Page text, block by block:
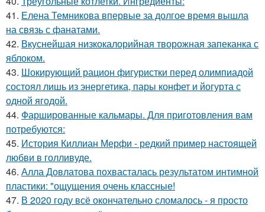
41. Елена Темникова впервые за долгое время вышла
на связь с фанатами.
42. Вкуснейшая низкокалорийная творожная запеканка с
яблоком.
43. Шокирующий рацион фигуристки перед олимпиадой
состоял лишь из энергетика, пары конфет и йогурта с
одной ягодой.
44. Фаршированные кальмары. Для приготовления вам
потребуются:
45. История Киллиан Мерфи - редкий пример настоящей
любви в голливуде.
46. Алла Довлатова похвасталась результатом интимной
пластики: "ощущения очень классные!
47. В 2020 году всё окончательно сломалось - я просто